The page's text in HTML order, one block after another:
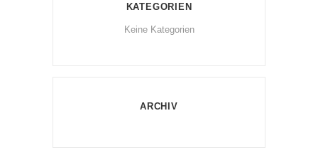
KATEGORIEN
Keine Kategorien
ARCHIV